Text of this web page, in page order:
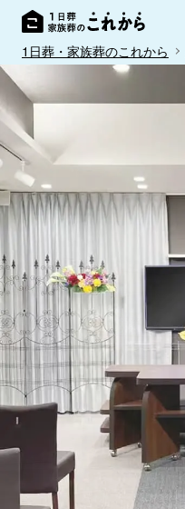
1日葬・家族葬のこれから